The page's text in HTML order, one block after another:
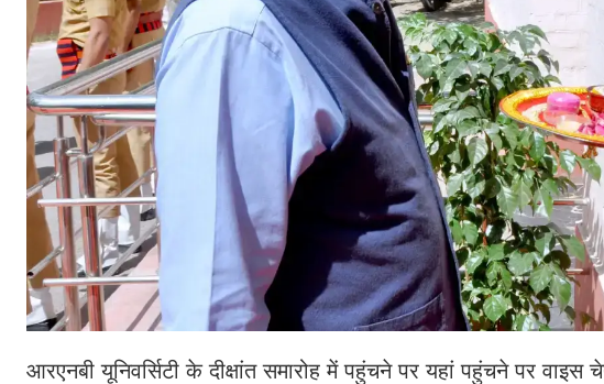
आरएनबी यूनिवर्सिटी के दीक्षांत समारोह में पहुंचने पर यहां पहुंचने पर